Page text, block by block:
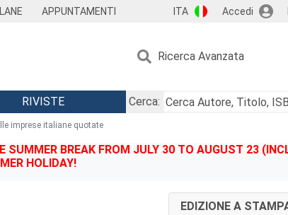
APPUNTAMENTI ITA Accedi
Ricerca Avanzata
RIVISTE
Cerca:
imprese italiane quotate
BREAK FROM JULY 30 TO AUGUST 23
HOLIDAY!
EDIZIONE A